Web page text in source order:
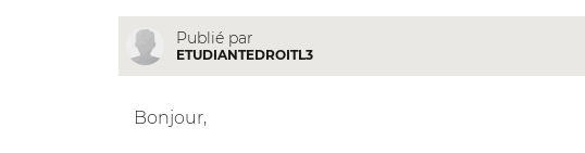
Publié par
ETUDIANTEDROITL3
Bonjour,